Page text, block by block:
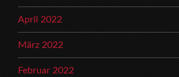
April 2022
März 2022
Februar 2022